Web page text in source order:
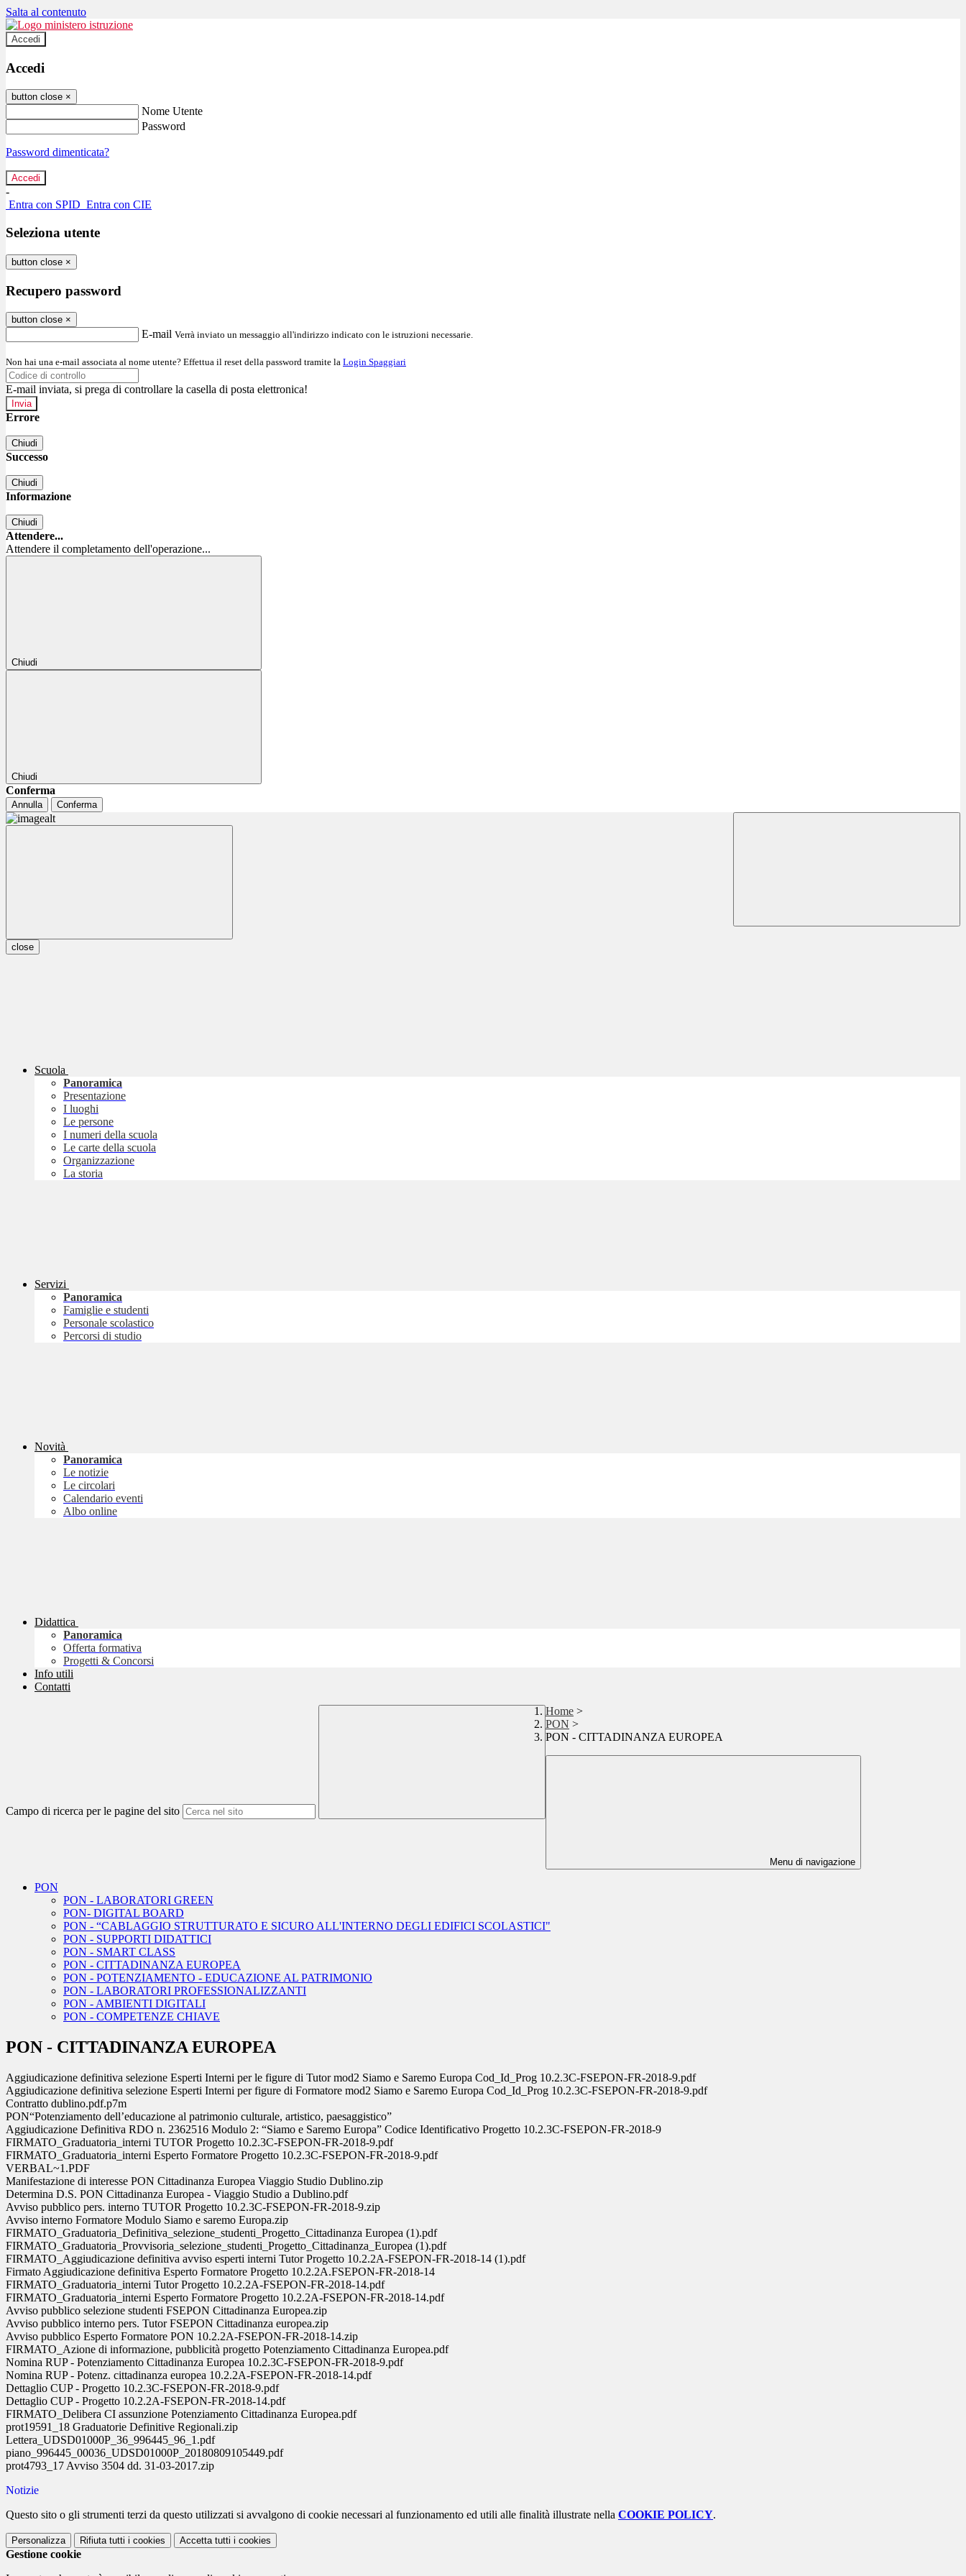
Salta al contenuto
Accedi
Accedi
button close ×
Nome Utente
Password
Password dimenticata?
-
Entra con SPID Entra con CIE
Seleziona utente
button close ×
Recupero password
button close ×
E-mail Verrà inviato un messaggio all'indirizzo indicato con le istruzioni necessarie.
Non hai una e-mail associata al nome utente? Effettua il reset della password tramite la Login Spaggiari
E-mail inviata, si prega di controllare la casella di posta elettronica!
Errore
Chiudi
Successo
Chiudi
Informazione
Chiudi
Attendere...
Attendere il completamento dell'operazione...
Chiudi
Chiudi
Conferma
Annulla Conferma
close
Scuola
Panoramica
Presentazione
I luoghi
Le persone
I numeri della scuola
Le carte della scuola
Organizzazione
La storia
Servizi
Panoramica
Famiglie e studenti
Personale scolastico
Percorsi di studio
Novità
Panoramica
Le notizie
Le circolari
Calendario eventi
Albo online
Didattica
Panoramica
Offerta formativa
Progetti & Concorsi
Info utili
Contatti
Campo di ricerca per le pagine del sito
Home >
PON >
PON - CITTADINANZA EUROPEA
Menu di navigazione
PON
PON - LABORATORI GREEN
PON- DIGITAL BOARD
PON - “CABLAGGIO STRUTTURATO E SICURO ALL'INTERNO DEGLI EDIFICI SCOLASTICI"
PON - SUPPORTI DIDATTICI
PON - SMART CLASS
PON - CITTADINANZA EUROPEA
PON - POTENZIAMENTO - EDUCAZIONE AL PATRIMONIO
PON - LABORATORI PROFESSIONALIZZANTI
PON - AMBIENTI DIGITALI
PON - COMPETENZE CHIAVE
PON - CITTADINANZA EUROPEA
Aggiudicazione definitiva selezione Esperti Interni per le figure di Tutor mod2 Siamo e Saremo Europa Cod_Id_Prog 10.2.3C-FSEPON-FR-2018-9.pdf
Aggiudicazione definitiva selezione Esperti Interni per figure di Formatore mod2 Siamo e Saremo Europa Cod_Id_Prog 10.2.3C-FSEPON-FR-2018-9.pdf
Contratto dublino.pdf.p7m
PON“Potenziamento dell’educazione al patrimonio culturale, artistico, paesaggistico”
Aggiudicazione Definitiva RDO n. 2362516 Modulo 2: “Siamo e Saremo Europa” Codice Identificativo Progetto 10.2.3C-FSEPON-FR-2018-9
FIRMATO_Graduatoria_interni TUTOR Progetto 10.2.3C-FSEPON-FR-2018-9.pdf
FIRMATO_Graduatoria_interni Esperto Formatore Progetto 10.2.3C-FSEPON-FR-2018-9.pdf
VERBAL~1.PDF
Manifestazione di interesse PON Cittadinanza Europea Viaggio Studio Dublino.zip
Determina D.S. PON Cittadinanza Europea - Viaggio Studio a Dublino.pdf
Avviso pubblico pers. interno TUTOR Progetto 10.2.3C-FSEPON-FR-2018-9.zip
Avviso interno Formatore Modulo Siamo e saremo Europa.zip
FIRMATO_Graduatoria_Definitiva_selezione_studenti_Progetto_Cittadinanza Europea (1).pdf
FIRMATO_Graduatoria_Provvisoria_selezione_studenti_Progetto_Cittadinanza_Europea (1).pdf
FIRMATO_Aggiudicazione definitiva avviso esperti interni Tutor Progetto 10.2.2A-FSEPON-FR-2018-14 (1).pdf
Firmato Aggiudicazione definitiva Esperto Formatore Progetto 10.2.2A.FSEPON-FR-2018-14
FIRMATO_Graduatoria_interni Tutor Progetto 10.2.2A-FSEPON-FR-2018-14.pdf
FIRMATO_Graduatoria_interni Esperto Formatore Progetto 10.2.2A-FSEPON-FR-2018-14.pdf
Avviso pubblico selezione studenti FSEPON Cittadinanza Europea.zip
Avviso pubblico interno pers. Tutor FSEPON Cittadinanza europea.zip
Avviso pubblico Esperto Formatore PON 10.2.2A-FSEPON-FR-2018-14.zip
FIRMATO_Azione di informazione, pubblicità progetto Potenziamento Cittadinanza Europea.pdf
Nomina RUP - Potenziamento Cittadinanza Europea 10.2.3C-FSEPON-FR-2018-9.pdf
Nomina RUP - Potenz. cittadinanza europea 10.2.2A-FSEPON-FR-2018-14.pdf
Dettaglio CUP - Progetto 10.2.3C-FSEPON-FR-2018-9.pdf
Dettaglio CUP - Progetto 10.2.2A-FSEPON-FR-2018-14.pdf
FIRMATO_Delibera CI assunzione Potenziamento Cittadinanza Europea.pdf
prot19591_18 Graduatorie Definitive Regionali.zip
Lettera_UDSD01000P_36_996445_96_1.pdf
piano_996445_00036_UDSD01000P_20180809105449.pdf
prot4793_17 Avviso 3504 dd. 31-03-2017.zip
Notizie
Questo sito o gli strumenti terzi da questo utilizzati si avvalgono di cookie necessari al funzionamento ed utili alle finalità illustrate nella COOKIE POLICY.
Personalizza Rifiuta tutti i cookies Accetta tutti i cookies
Gestione cookie